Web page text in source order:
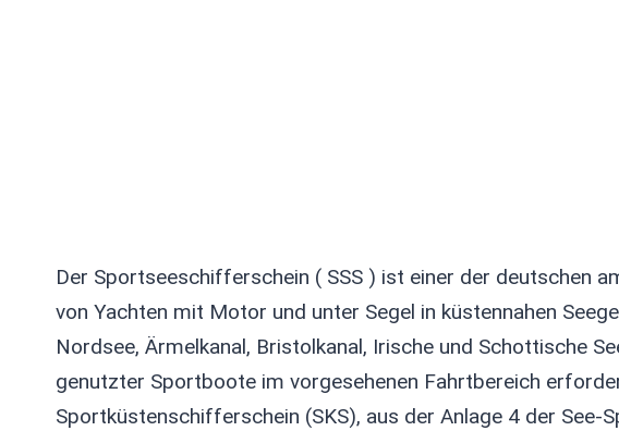
Der Sportseeschifferschein ( SSS ) ist einer der deutschen
von Yachten mit Motor und unter Segel in küstennahen
Nordsee, Ärmelkanal, Bristolkanal, Irische und Schottische
genutzter Sportboote im vorgesehenen Fahrtbereich
Sportküstenschifferschein (SKS), aus der Anlage 4 der